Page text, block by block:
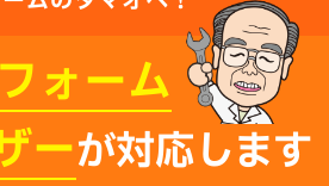
ォーム
ーが対応します